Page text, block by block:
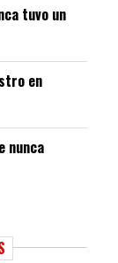
tuvo un
en
nunca